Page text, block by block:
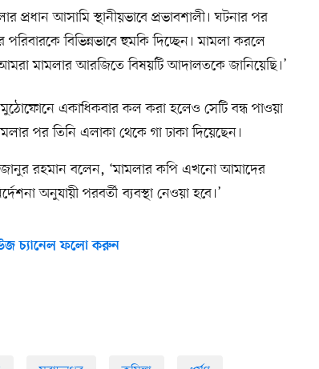
আসামি স্থানীয়ভাবে প্রভাবশালী। ঘটনার পর
বিভিন্নভাবে হুমকি দিচ্ছেন। মামলা করলে
মামলার আরজিতে বিষয়টি আদালতকে জানিয়েছি।’
একাধিকবার কল করা হলেও সেটি বন্ধ পাওয়া
পর তিনি এলাকা থেকে গা ঢাকা দিয়েছেন।
রহমান বলেন, ‘মামলার কপি এখনো আমাদের
অনুযায়ী পরবর্তী ব্যবস্থা নেওয়া হবে।’
চ্যানেল ফলো করুন